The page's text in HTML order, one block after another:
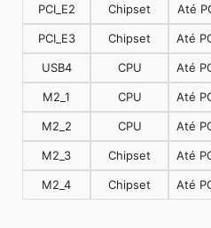
PCI_E2 Chipset Até
PCI_E3 Chipset Até
USB4 CPU Até
M2_1 CPU Até
M2_2 CPU Até
M2_3 Chipset Até
M2_4 Chipset Até